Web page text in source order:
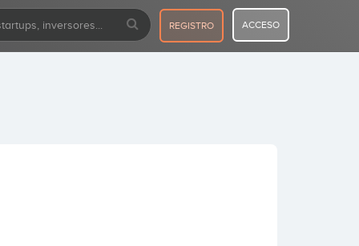
REGISTRO ACCESO